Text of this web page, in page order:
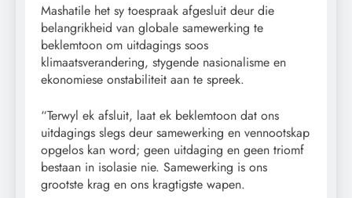
Mashatile het sy toespraak afgesluit deur die
belangrikheid van globale samewerking te
beklemtoon om uitdagings soos
klimaatsverandering, stygende nasionalisme en
ekonomiese onstabiliteit aan te spreek.
“Terwyl ek afsluit, laat ek beklemtoon dat ons
uitdagings slegs deur samewerking en vennootskap
opgelos kan word; geen uitdaging en geen triomf
bestaan ​​in isolasie nie. Samewerking is ons
grootste krag en ons kragtigste wapen.